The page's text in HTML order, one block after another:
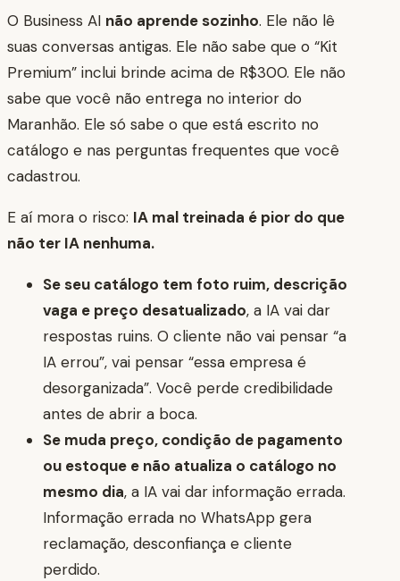
O Business AI não aprende sozinho. Ele não lê
suas conversas antigas. Ele não sabe que o “Kit
Premium” inclui brinde acima de R$300. Ele não
sabe que você não entrega no interior do
Maranhão. Ele só sabe o que está escrito no
catálogo e nas perguntas frequentes que você
cadastrou.
E aí mora o risco: IA mal treinada é pior do que
não ter IA nenhuma.
Se seu catálogo tem foto ruim, descrição
vaga e preço desatualizado, a IA vai dar
respostas ruins. O cliente não vai pensar “a
IA errou”, vai pensar “essa empresa é
desorganizada”. Você perde credibilidade
antes de abrir a boca.
Se muda preço, condição de pagamento
ou estoque e não atualiza o catálogo no
mesmo dia, a IA vai dar informação errada.
Informação errada no WhatsApp gera
reclamação, desconfiança e cliente
perdido.